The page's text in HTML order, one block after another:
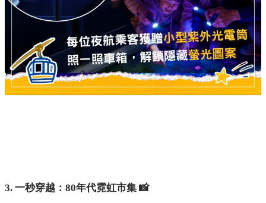
3. 一秒穿越：80年代霓虹市集 📸